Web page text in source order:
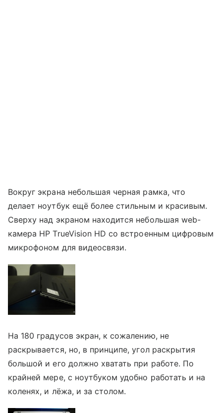
Вокруг экрана небольшая черная рамка, что
делает ноутбук ещё более стильным и красивым.
Сверху над экраном находится небольшая web-
камера HP TrueVision HD со встроенным цифровым
микрофоном для видеосвязи.
На 180 градусов экран, к сожалению, не
раскрывается, но, в принципе, угол раскрытия
большой и его должно хватать при работе. По
крайней мере, с ноутбуком удобно работать и на
коленях, и лёжа, и за столом.